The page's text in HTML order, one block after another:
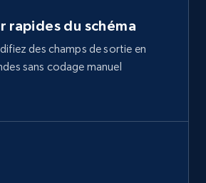
rapides du schéma
des champs de sortie en
sans codage manuel